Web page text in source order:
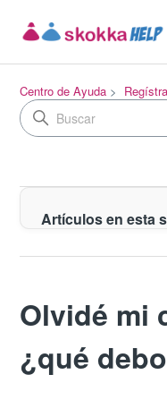
Centro de Ayuda
Artículos en esta
Olvidé mi
¿qué